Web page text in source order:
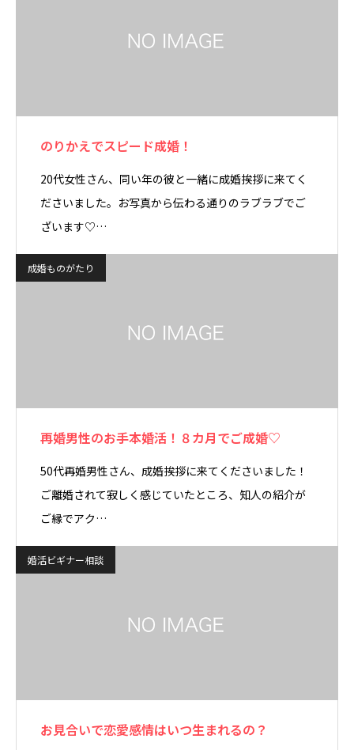
のりかえでスピード成婚！
20代女性さん、同い年の彼と一緒に成婚挨拶に来てく
ださいました。お写真から伝わる通りのラブラブでご
ざいます♡…
成婚ものがたり
再婚男性のお手本婚活！８カ月でご成婚♡
50代再婚男性さん、成婚挨拶に来てくださいました！
ご離婚されて寂しく感じていたところ、知人の紹介が
ご縁でアク…
婚活ビギナー相談
お見合いで恋愛感情はいつ生まれるの？